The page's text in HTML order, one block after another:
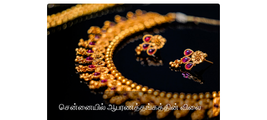
சென்னையில் ஆபரணத்தங்கத்தின் விலை